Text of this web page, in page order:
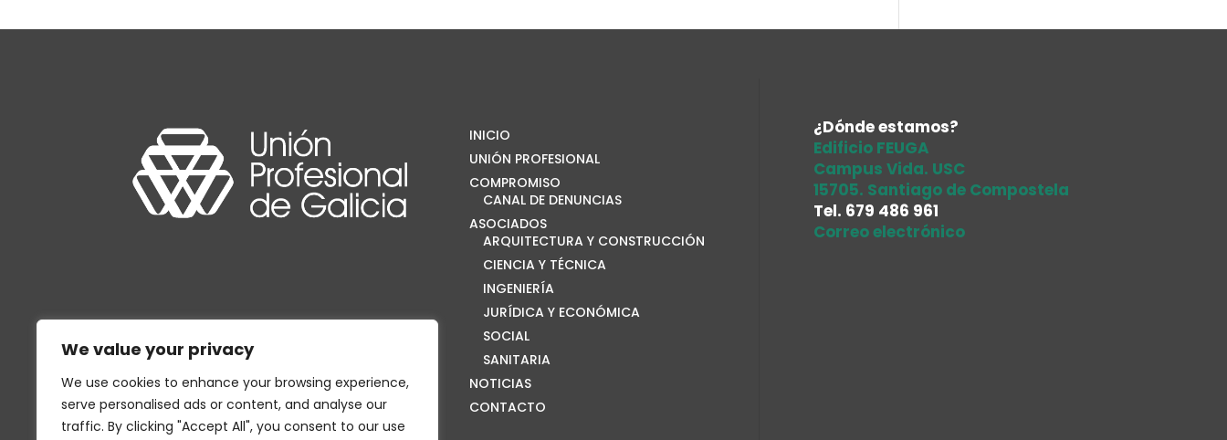
We value your privacy
We use cookies to enhance your browsing experience,
serve personalised ads or content, and analyse our
traffic. By clicking "Accept All", you consent to our use
INICIO
UNIÓN PROFESIONAL
COMPROMISO
CANAL DE DENUNCIAS
ASOCIADOS
ARQUITECTURA Y CONSTRUCCIÓN
CIENCIA Y TÉCNICA
INGENIERÍA
JURÍDICA Y ECONÓMICA
SOCIAL
SANITARIA
NOTICIAS
CONTACTO
¿Dónde estamos?
Edificio FEUGA
Campus Vida. USC
15705. Santiago de Compostela
Tel. 679 486 961
Correo electrónico